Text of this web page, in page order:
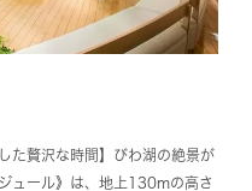
た贅沢な時間】びわ湖の絶景が
ュール》は、地上130mの高さ